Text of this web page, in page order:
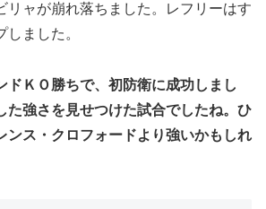
リャが崩れ落ちました。レフリーはす
しました。
ドＫＯ勝ちで、初防衛に成功しまし
た強さを見せつけた試合でしたね。ひ
ンス・クロフォードより強いかもしれ